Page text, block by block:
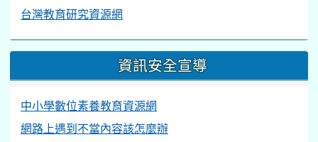
台灣教育研究資源網
資訊安全宣導
中小學數位素養教育資源網
網路上遇到不當內容該怎麼辦